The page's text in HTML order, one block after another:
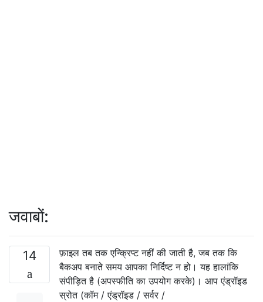
जवाबों:
14
फ़ाइल तब तक एन्क्रिप्ट नहीं की जाती है, जब तक कि
बैकअप बनाते समय आपका निर्दिष्ट न हो। यह हालांकि
संपीड़ित है (अपस्फीति का उपयोग करके)। आप एंड्रॉइड
स्रोत (कॉम / एंड्रॉइड / सर्वर /